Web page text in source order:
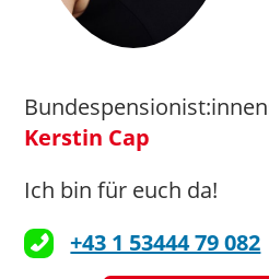
Kerstin Cap
Ich bin für euch da!
+43 1 53444 79 082